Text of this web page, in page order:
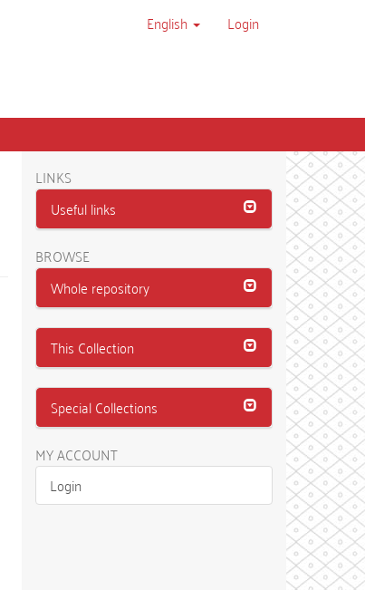
English Login
LINKS
Useful links
BROWSE
Whole repository
This Collection
Special Collections
MY ACCOUNT
Login